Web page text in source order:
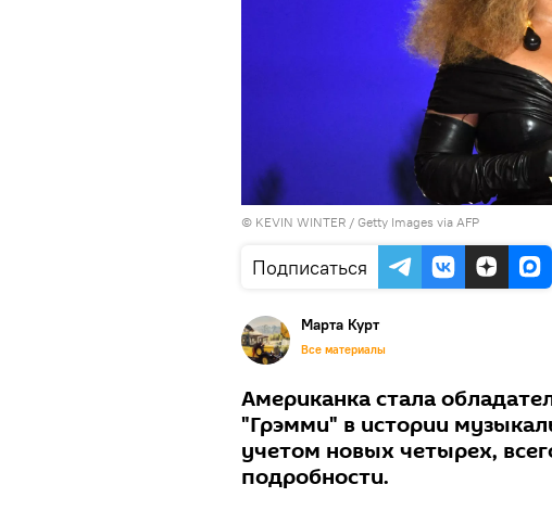
© KEVIN WINTER / Getty Images via AFP
Подписаться
Марта Курт
Все материалы
Американка стала
"Грэмми" в истории
учетом новых четырех,
подробности.